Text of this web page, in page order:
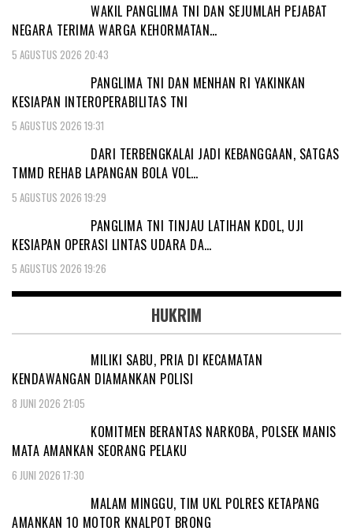
WAKIL PANGLIMA TNI DAN SEJUMLAH PEJABAT
NEGARA TERIMA WARGA KEHORMATAN…
5 AGUSTUS 2026 20:43
PANGLIMA TNI DAN MENHAN RI YAKINKAN
KESIAPAN INTEROPERABILITAS TNI
5 AGUSTUS 2026 19:31
DARI TERBENGKALAI JADI KEBANGGAAN, SATGAS
TMMD REHAB LAPANGAN BOLA VOL…
5 AGUSTUS 2026 19:29
PANGLIMA TNI TINJAU LATIHAN KDOL, UJI
KESIAPAN OPERASI LINTAS UDARA DA…
5 AGUSTUS 2026 19:26
HUKRIM
MILIKI SABU, PRIA DI KECAMATAN
KENDAWANGAN DIAMANKAN POLISI
8 JUNI 2026 21:05
KOMITMEN BERANTAS NARKOBA, POLSEK MANIS
MATA AMANKAN SEORANG PELAKU
6 JUNI 2026 17:30
MALAM MINGGU, TIM UKL POLRES KETAPANG
AMANKAN 10 MOTOR KNALPOT BRONG